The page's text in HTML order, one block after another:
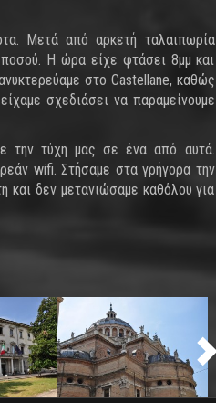
Μετά από αρκετή ταλαιπωρία
Η ώρα είχε φτάσει 8μμ και
στο Castellane, καθώς
σχεδιάσει να παραμείνουμε
την τύχη μας σε ένα από αυτά.
wifi. Στήσαμε στα γρήγορα την
και δεν μετανιώσαμε καθόλου για